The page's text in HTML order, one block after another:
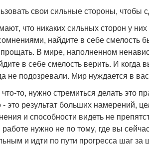
свои сильные стороны, чтобы
что никаких сильных сторон у
найдите в себе смелость
В мире, наполненном
в себе смелость верить. И когда
не подозревали. Мир нуждается в
то, нужно стремиться делать это
это результат больших намерений,
и способности видеть не
нужно не по тому, где вы
и идти по пути прогресса шаг за